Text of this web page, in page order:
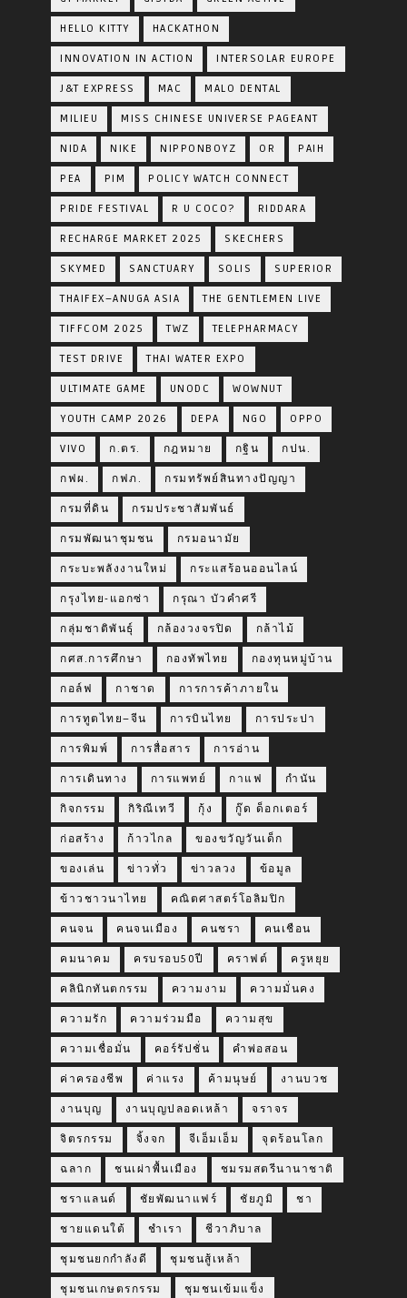
HELLO KITTY HACKATHON
INNOVATION IN ACTION INTERSOLAR EUROPE
J&T EXPRESS MAC MALO DENTAL
MILIEU MISS CHINESE UNIVERSE PAGEANT
NIDA NIKE NIPPONBOYZ OR PAIH
PEA PIM POLICY WATCH CONNECT
PRIDE FESTIVAL R U COCO? RIDDARA
RECHARGE MARKET 2025 SKECHERS
SKYMED SANCTUARY SOLIS SUPERIOR
THAIFEX–ANUGA ASIA THE GENTLEMEN LIVE
TIFFCOM 2025 TWZ TELEPHARMACY
TEST DRIVE THAI WATER EXPO
ULTIMATE GAME UNODC WOWNUT
YOUTH CAMP 2026 DEPA NGO OPPO
VIVO ก.ตร. กฎหมาย กฐิน กปน.
กฟผ. กฟภ. กรมทรัพย์สินทางปัญญา
กรมที่ดิน กรมประชาสัมพันธ์
กรมพัฒนาชุมชน กรมอนามัย
กระบะพลังงานใหม่ กระแสร้อนออนไลน์
กรุงไทย-แอกซ่า กรุณา บัวคำศรี
กลุ่มชาติพันธุ์ กล้องวงจรปิด กล้าไม้
กศส.การศึกษา กองทัพไทย กองทุนหมู่บ้าน
กอล์ฟ กาชาด การการค้าภายใน
การทูตไทย–จีน การบินไทย การประปา
การพิมพ์ การสื่อสาร การอ่าน
การเดินทาง การแพทย์ กาแฟ กำนัน
กิจกรรม กิริณีเทวี กุ้ง กู๊ด ด็อกเตอร์
ก่อสร้าง ก้าวไกล ของขวัญวันเด็ก
ของเล่น ข่าวทั่ว ข่าวลวง ข้อมูล
ข้าวชาวนาไทย คณิตศาสตร์โอลิมปิก
คนจน คนจนเมือง คนชรา คนเชือน
คมนาคม ครบรอบ50ปี คราฟต์ ครูหยุย
คลินิกทันตกรรม ความงาม ความมั่นคง
ความรัก ความร่วมมือ ความสุข
ความเชื่อมั่น คอร์รัปชั่น คำพ่อสอน
ค่าครองชีพ ค่าแรง ค้ามนุษย์ งานบวช
งานบุญ งานบุญปลอดเหล้า จราจร
จิตรกรรม จิ้งจก จีเอ็มเอ็ม จุดร้อนโลก
ฉลาก ชนเผ่าพื้นเมือง ชมรมสตรีนานาชาติ
ชราแลนด์ ชัยพัฒนาแฟร์ ชัยภูมิ ชา
ชายแดนใต้ ชำเรา ชีวาภิบาล
ชุมชนยกกำลังดี ชุมชนสู้เหล้า
ชุมชนเกษตรกรรม ชุมชนเข้มแข็ง